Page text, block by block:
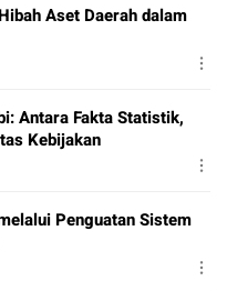
Aset Daerah dalam
Antara Fakta Statistik,
Kebijakan
Penguatan Sistem